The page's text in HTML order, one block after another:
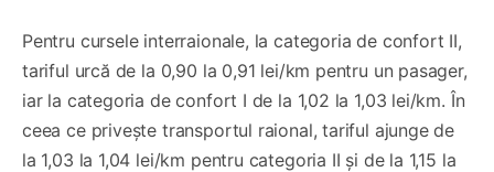
Pentru cursele interraionale, la categoria de confort II,
tariful urcă de la 0,90 la 0,91 lei/km pentru un pasager,
iar la categoria de confort I de la 1,02 la 1,03 lei/km. În
ceea ce privește transportul raional, tariful ajunge de
la 1,03 la 1,04 lei/km pentru categoria II și de la 1,15 la